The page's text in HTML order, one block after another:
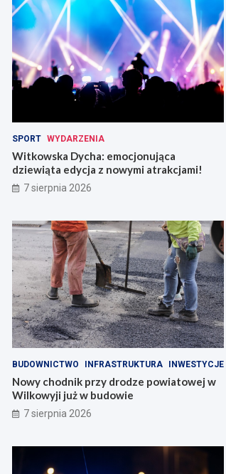
SPORT WYDARZENIA
Witkowska Dycha: emocjonująca
dziewiąta edycja z nowymi atrakcjami!
7 sierpnia 2026
BUDOWNICTWO INFRASTRUKTURA INWESTYCJE
Nowy chodnik przy drodze powiatowej w
Wilkowyji już w budowie
7 sierpnia 2026